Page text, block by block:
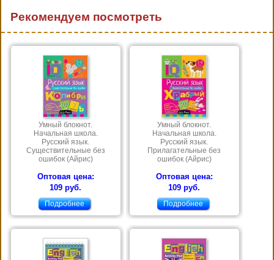
Рекомендуем посмотреть
Умный блокнот.
Начальная школа.
Русский язык.
Существительные без
ошибок (Айрис)
Оптовая цена:
109 руб.
Подробнее
Умный блокнот.
Начальная школа.
Русский язык.
Прилагательные без
ошибок (Айрис)
Оптовая цена:
109 руб.
Подробнее